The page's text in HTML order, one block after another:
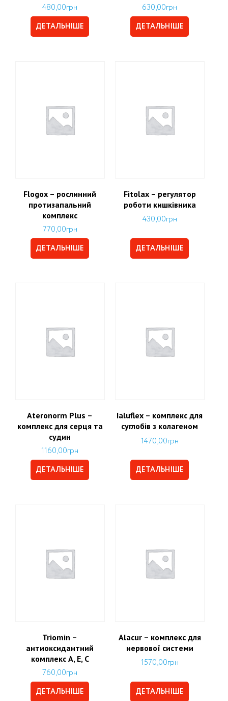
480,00грн
ДЕТАЛЬНІШЕ
630,00грн
ДЕТАЛЬНІШЕ
Flogox – рослинний
протизапальний
комплекс
770,00грн
ДЕТАЛЬНІШЕ
Fitolax – регулятор
роботи кишківника
430,00грн
ДЕТАЛЬНІШЕ
Ateronorm Plus –
комплекс для серця та
судин
1160,00грн
ДЕТАЛЬНІШЕ
Ialuflex – комплекс для
суглобів з колагеном
1470,00грн
ДЕТАЛЬНІШЕ
Triomin –
антиоксидантний
комплекс А, Е, С
760,00грн
ДЕТАЛЬНІШЕ
Alacur – комплекс для
нервової системи
1570,00грн
ДЕТАЛЬНІШЕ